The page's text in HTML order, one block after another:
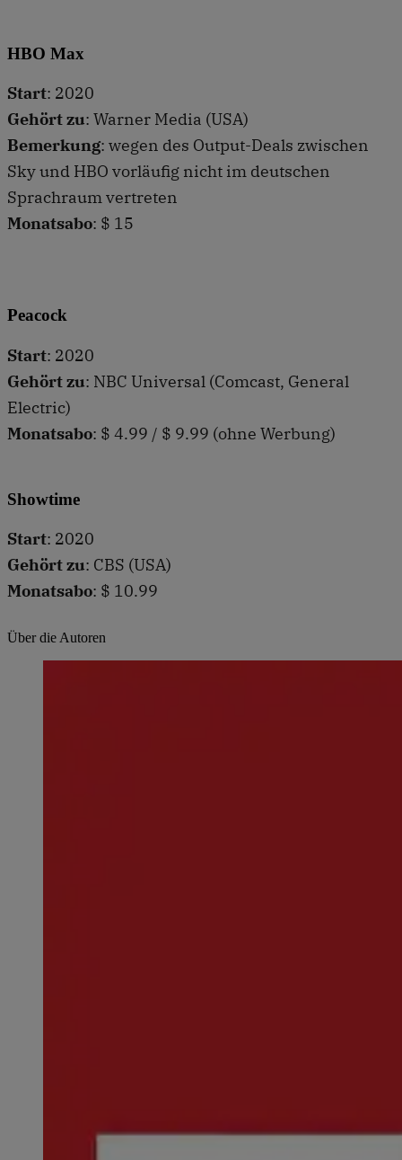
HBO Max
Start: 2020
Gehört zu: Warner Media (USA)
Bemerkung: wegen des Output-Deals zwischen
Sky und HBO vorläufig nicht im deutschen
Sprachraum vertreten
Monatsabo: $ 15
Peacock
Start: 2020
Gehört zu: NBC Universal (Comcast, General
Electric)
Monatsabo: $ 4.99 / $ 9.99 (ohne Werbung)
Showtime
Start: 2020
Gehört zu: CBS (USA)
Monatsabo: $ 10.99
Über die Autoren